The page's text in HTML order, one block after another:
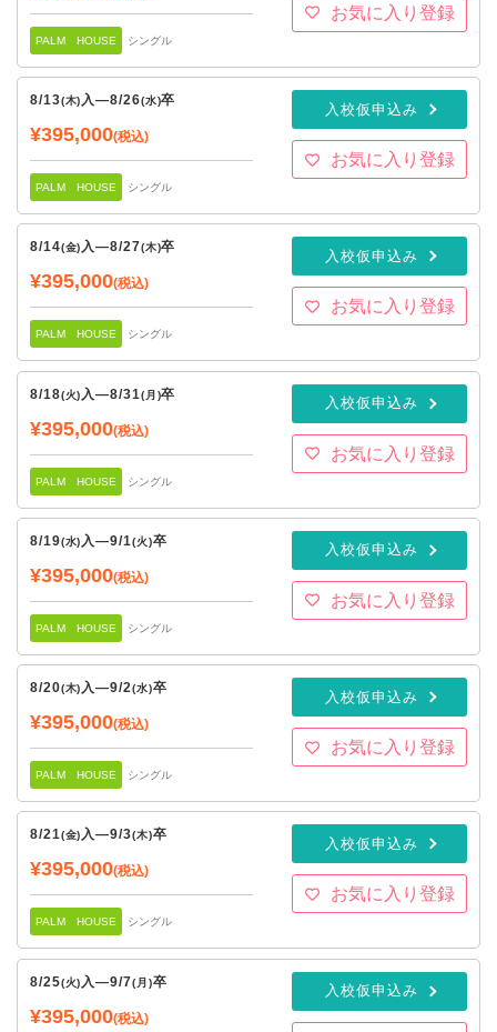
PALM HOUSE シングル
お気に入り登録
8/13(木)入—8/26(水)卒
¥395,000(税込)
PALM HOUSE シングル
入校仮申込み
お気に入り登録
8/14(金)入—8/27(木)卒
¥395,000(税込)
PALM HOUSE シングル
入校仮申込み
お気に入り登録
8/18(火) 入—8/31(月)卒
¥395,000(税込)
PALM HOUSE シングル
入校仮申込み
お気に入り登録
8/19(水) 入—9/1(火)卒
¥395,000(税込)
PALM HOUSE シングル
入校仮申込み
お気に入り登録
8/20(木)入—9/2(水)卒
¥395,000(税込)
PALM HOUSE シングル
入校仮申込み
お気に入り登録
8/21(金)入—9/3(木)卒
¥395,000(税込)
PALM HOUSE シングル
入校仮申込み
お気に入り登録
8/25(火) 入—9/7(月)卒
¥395,000(税込)
入校仮申込み